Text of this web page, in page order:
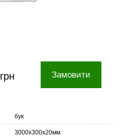
грн Замовити
бук
3000х300х20мм